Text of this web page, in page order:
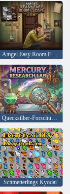
Amgel Easy Room Escape 380
Quecksilber-Forschungslabor
Schmetterlings Kyodai